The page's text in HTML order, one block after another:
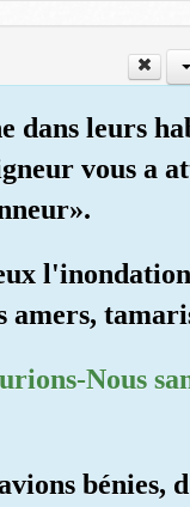
dans leurs
vous a
Nous
bénies,